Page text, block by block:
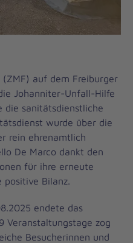
auf dem Freiburger
Johanniter-Unfall-Hilfe
die sanitätsdienstliche
wurde über die
rein ehrenamtlich
De Marco dankt den
für ihre erneute
positive Bilanz.
endete das
Veranstaltungstage zog
Besucherinnen und